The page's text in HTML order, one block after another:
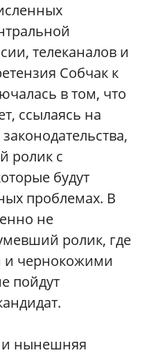
телеканалов и
Собчак к
в том, что
ссылаясь на
ролик с
будут
проблемах. В
не
ролик, где
и чернокожими
пойдут
и нынешняя